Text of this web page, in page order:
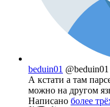
beduin01 @beduin01
А кстати а там
можно на другом
Написано более